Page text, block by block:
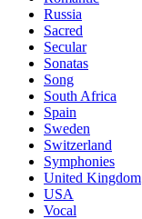
Russia
Sacred
Secular
Sonatas
Song
South Africa
Spain
Sweden
Switzerland
Symphonies
United Kingdom
USA
Vocal